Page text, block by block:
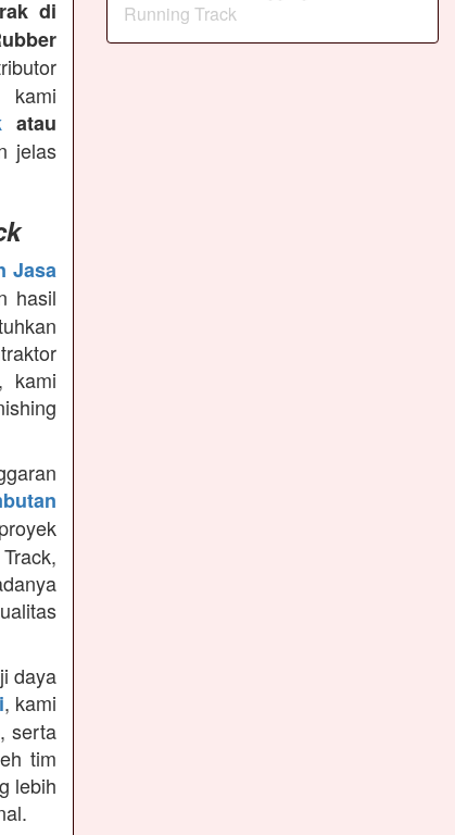
di
kami
atau
jelas
Jasa
hasil
kami
daya
, kami
serta
tim
lebih
Running Track